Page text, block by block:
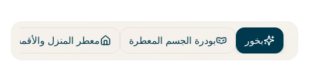
بخور بودرة الجسم المعطرة معطر المنزل والأقمشة